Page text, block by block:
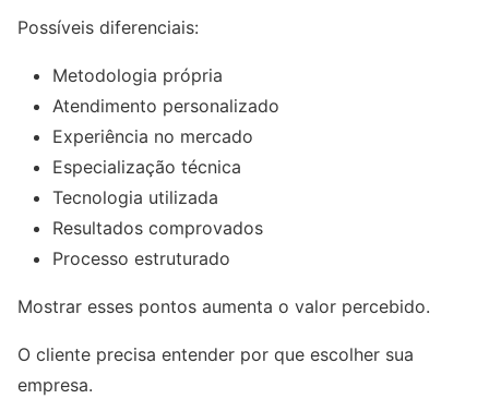
Possíveis diferenciais:
Metodologia própria
Atendimento personalizado
Experiência no mercado
Especialização técnica
Tecnologia utilizada
Resultados comprovados
Processo estruturado
Mostrar esses pontos aumenta o valor percebido.
O cliente precisa entender por que escolher sua
empresa.